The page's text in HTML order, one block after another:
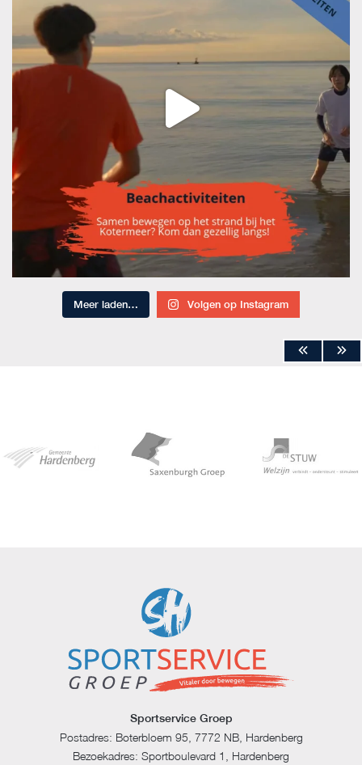
Meer laden… Volgen op Instagram
Sportservice Groep
Postadres: Boterbloem 95, 7772 NB, Hardenberg
Bezoekadres: Sportboulevard 1, Hardenberg